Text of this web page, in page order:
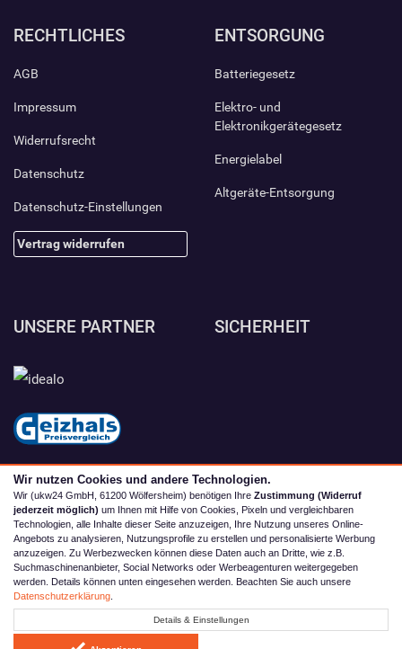
RECHTLICHES
AGB
Impressum
Widerrufsrecht
Datenschutz
Datenschutz-Einstellungen
Vertrag widerrufen
ENTSORGUNG
Batteriegesetz
Elektro- und
Elektronikgerätegesetz
Energielabel
Altgeräte-Entsorgung
UNSERE PARTNER SICHERHEIT
Alle Preise inkl. MwSt. zzgl. Versand | *) Unverbindliche
Preisempfehlung | **) Ehemaliger Verkaufspreis
Wir nutzen Cookies und andere Technologien.
Wir (ukw24 GmbH, 61200 Wölfersheim) benötigen Ihre Zustimmung (Widerruf
jederzeit möglich) um Ihnen mit Hilfe von Cookies, Pixeln und vergleichbaren
Technologien, alle Inhalte dieser Seite anzuzeigen, Ihre Nutzung unseres Online-
Angebots zu analysieren, Nutzungsprofile zu erstellen und personalisierte Werbung
anzuzeigen. Zu Werbezwecken können diese Daten auch an Dritte, wie z.B.
Suchmaschinenanbieter, Social Networks oder Werbeagenturen weitergegeben
werden. Details können unten eingesehen werden. Beachten Sie auch unsere
Datenschutzerklärung
Details & Einstellungen